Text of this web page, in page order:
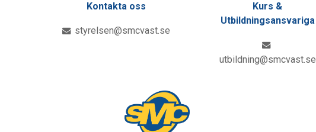
Kontakta oss
styrelsen@smcvast.se
Kurs &
Utbildningsansvariga
utbildning@smcvast.se